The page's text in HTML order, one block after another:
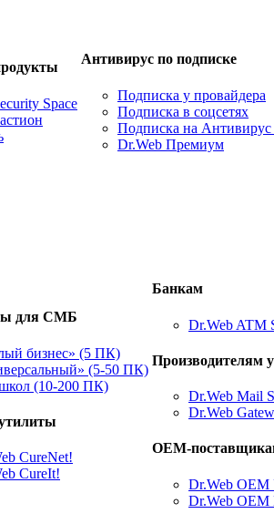
Space
Антивирус по подписке
Подписка у провайдера
Подписка в соцсетях
Подписка на Антивирус
Dr.Web Премиум
для СМБ
бизнес» (5 ПК)
(5-50 ПК)
(10-200 ПК)
CureNet!
CureIt!
Банкам
Dr.Web ATM
Производителям
Dr.Web Mail
Dr.Web
ОЕМ-
Dr.Web ОЕМ
Dr.Web ОЕМ